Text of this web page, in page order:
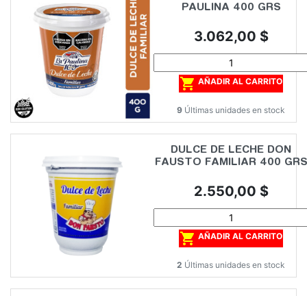
PAULINA 400 GRS
Precio
3.062,00 $
 AÑADIR AL CARRITO
9 Últimas unidades en stock
DULCE DE LECHE DON
FAUSTO FAMILIAR 400 GRS
Precio
2.550,00 $
 AÑADIR AL CARRITO
2 Últimas unidades en stock